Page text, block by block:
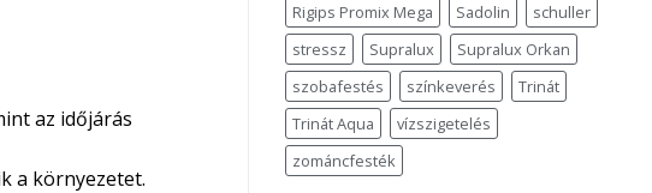
az időjárás
a környezetet.
Rigips Promix Mega
Sadolin
schuller
stressz
Supralux
Supralux Orkan
szobafestés
színkeverés
Trinát
Trinát Aqua
vízszigetelés
zománcfesték